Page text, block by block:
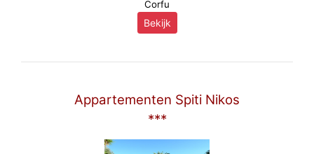
Corfu
Bekijk
Appartementen Spiti Nikos
***